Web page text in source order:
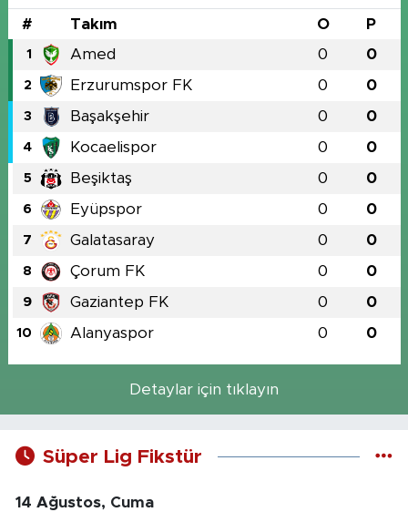
# Takım O P
1 Amed 0 0
2 Erzurumspor FK 0 0
3 Başakşehir 0 0
4 Kocaelispor 0 0
5 Beşiktaş 0 0
6 Eyüpspor 0 0
7 Galatasaray 0 0
8 Çorum FK 0 0
9 Gaziantep FK 0 0
10 Alanyaspor 0 0
Detaylar için tıklayın
Süper Lig Fikstür
14 Ağustos, Cuma